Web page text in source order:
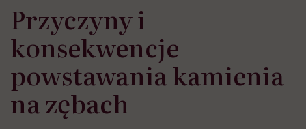
Przyczyny i
konsekwencje
powstawania kamienia
na zębach